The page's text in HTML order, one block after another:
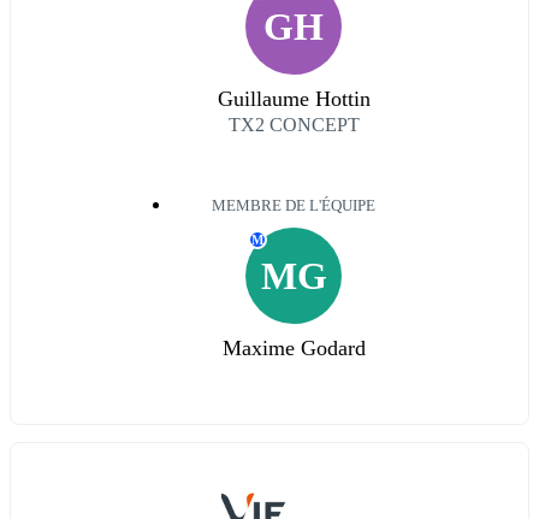
GH
Guillaume Hottin
TX2 CONCEPT
MEMBRE DE L'ÉQUIPE
MG
M
Maxime Godard